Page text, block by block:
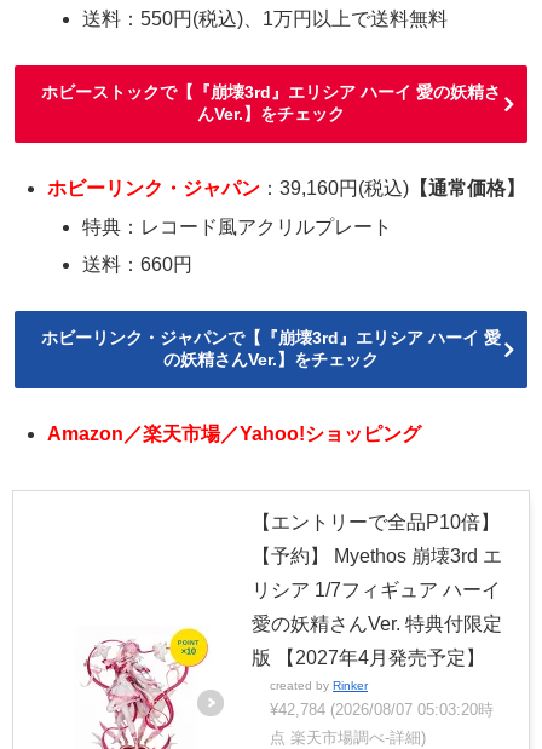
送料：550円(税込)、1万円以上で送料無料
ホビーストックで【『崩壊3rd』エリシア ハーイ 愛の妖精さ
んVer.】をチェック
ホビーリンク・ジャパン ：39,160円(税込) 【通常価格】
特典：レコード風アクリルプレート
送料：660円
ホビーリンク・ジャパンで【『崩壊3rd』エリシア ハーイ 愛
の妖精さんVer.】をチェック
Amazon／楽天市場／Yahoo!ショッピング
【エントリーで全品P10倍】
【予約】 Myethos 崩壊3rd エ
リシア 1/7フィギュア ハーイ
愛の妖精さんVer. 特典付限定
版 【2027年4月発売予定】
created by Rinker
¥42,784 (2026/08/07 05:03:20時
点 楽天市場調べ-詳細)